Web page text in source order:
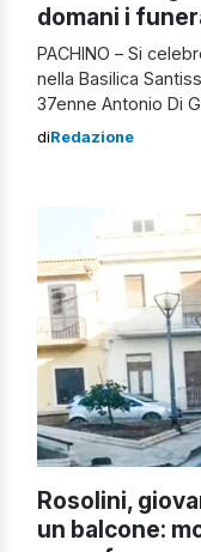
domani i
PACHINO – Si
nella Basilica
37enne Antonio Di
nel mare di
diRedazione
Rosolini,
un balcone: